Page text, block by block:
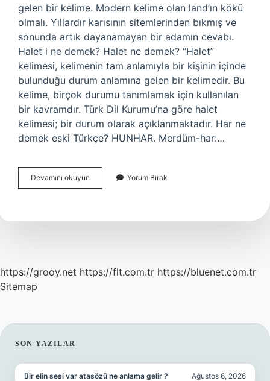
gelen bir kelime. Modern kelime olan land’ın kökü
olmalı. Yıllardır karısının sitemlerinden bıkmış ve
sonunda artık dayanamayan bir adamın cevabı.
Halet i ne demek? Halet ne demek? “Halet”
kelimesi, kelimenin tam anlamıyla bir kişinin içinde
bulunduğu durum anlamına gelen bir kelimedir. Bu
kelime, birçok durumu tanımlamak için kullanılan
bir kavramdır. Türk Dil Kurumu’na göre halet
kelimesi; bir durum olarak açıklanmaktadır. Har ne
demek eski Türkçe? HUNHAR. Merdüm-har:…
Devamını okuyun
Ne
Yorum Bırak
https://grooy.net https://flt.com.tr https://bluenet.com.tr
Sitemap
SIDEBAR
SON YAZILAR
Bir elin sesi var atasözü ne anlama gelir ? Ağustos 6, 2026